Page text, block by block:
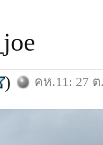
) คห.11: 27